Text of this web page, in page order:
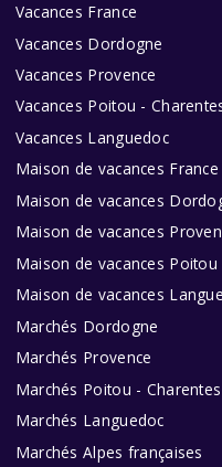
Vacances France
Vacances Dordogne
Vacances Provence
Vacances Poitou -
Vacances Languedoc
Maison de vacances France
Maison de vacances
Maison de vacances
Maison de vacances Poitou
Maison de vacances
Marchés Dordogne
Marchés Provence
Marchés Poitou - Charentes
Marchés Languedoc
Marchés Alpes françaises